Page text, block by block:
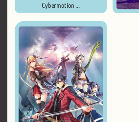
Cybermotion ...